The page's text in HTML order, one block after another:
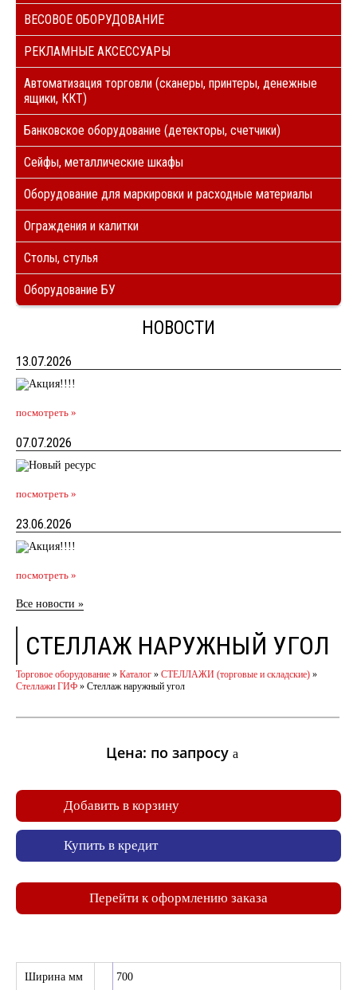
ВЕСОВОЕ ОБОРУДОВАНИЕ
РЕКЛАМНЫЕ АКСЕССУАРЫ
Автоматизация торговли (сканеры, принтеры, денежные
ящики, ККТ)
Банковское оборудование (детекторы, счетчики)
Сейфы, металлические шкафы
Оборудование для маркировки и расходные материалы
Ограждения и калитки
Столы, стулья
Оборудование БУ
НОВОСТИ
13.07.2026
посмотреть »
07.07.2026
посмотреть »
23.06.2026
посмотреть »
Все новости »
СТЕЛЛАЖ НАРУЖНЫЙ УГОЛ
Торговое оборудование » Каталог » СТЕЛЛАЖИ (торговые и складские) »
Стеллажи ГИФ » Стеллаж наружный угол
Цена: по запросу a
Добавить в корзину
Купить в кредит
Перейти к оформлению заказа
Ширина мм 700